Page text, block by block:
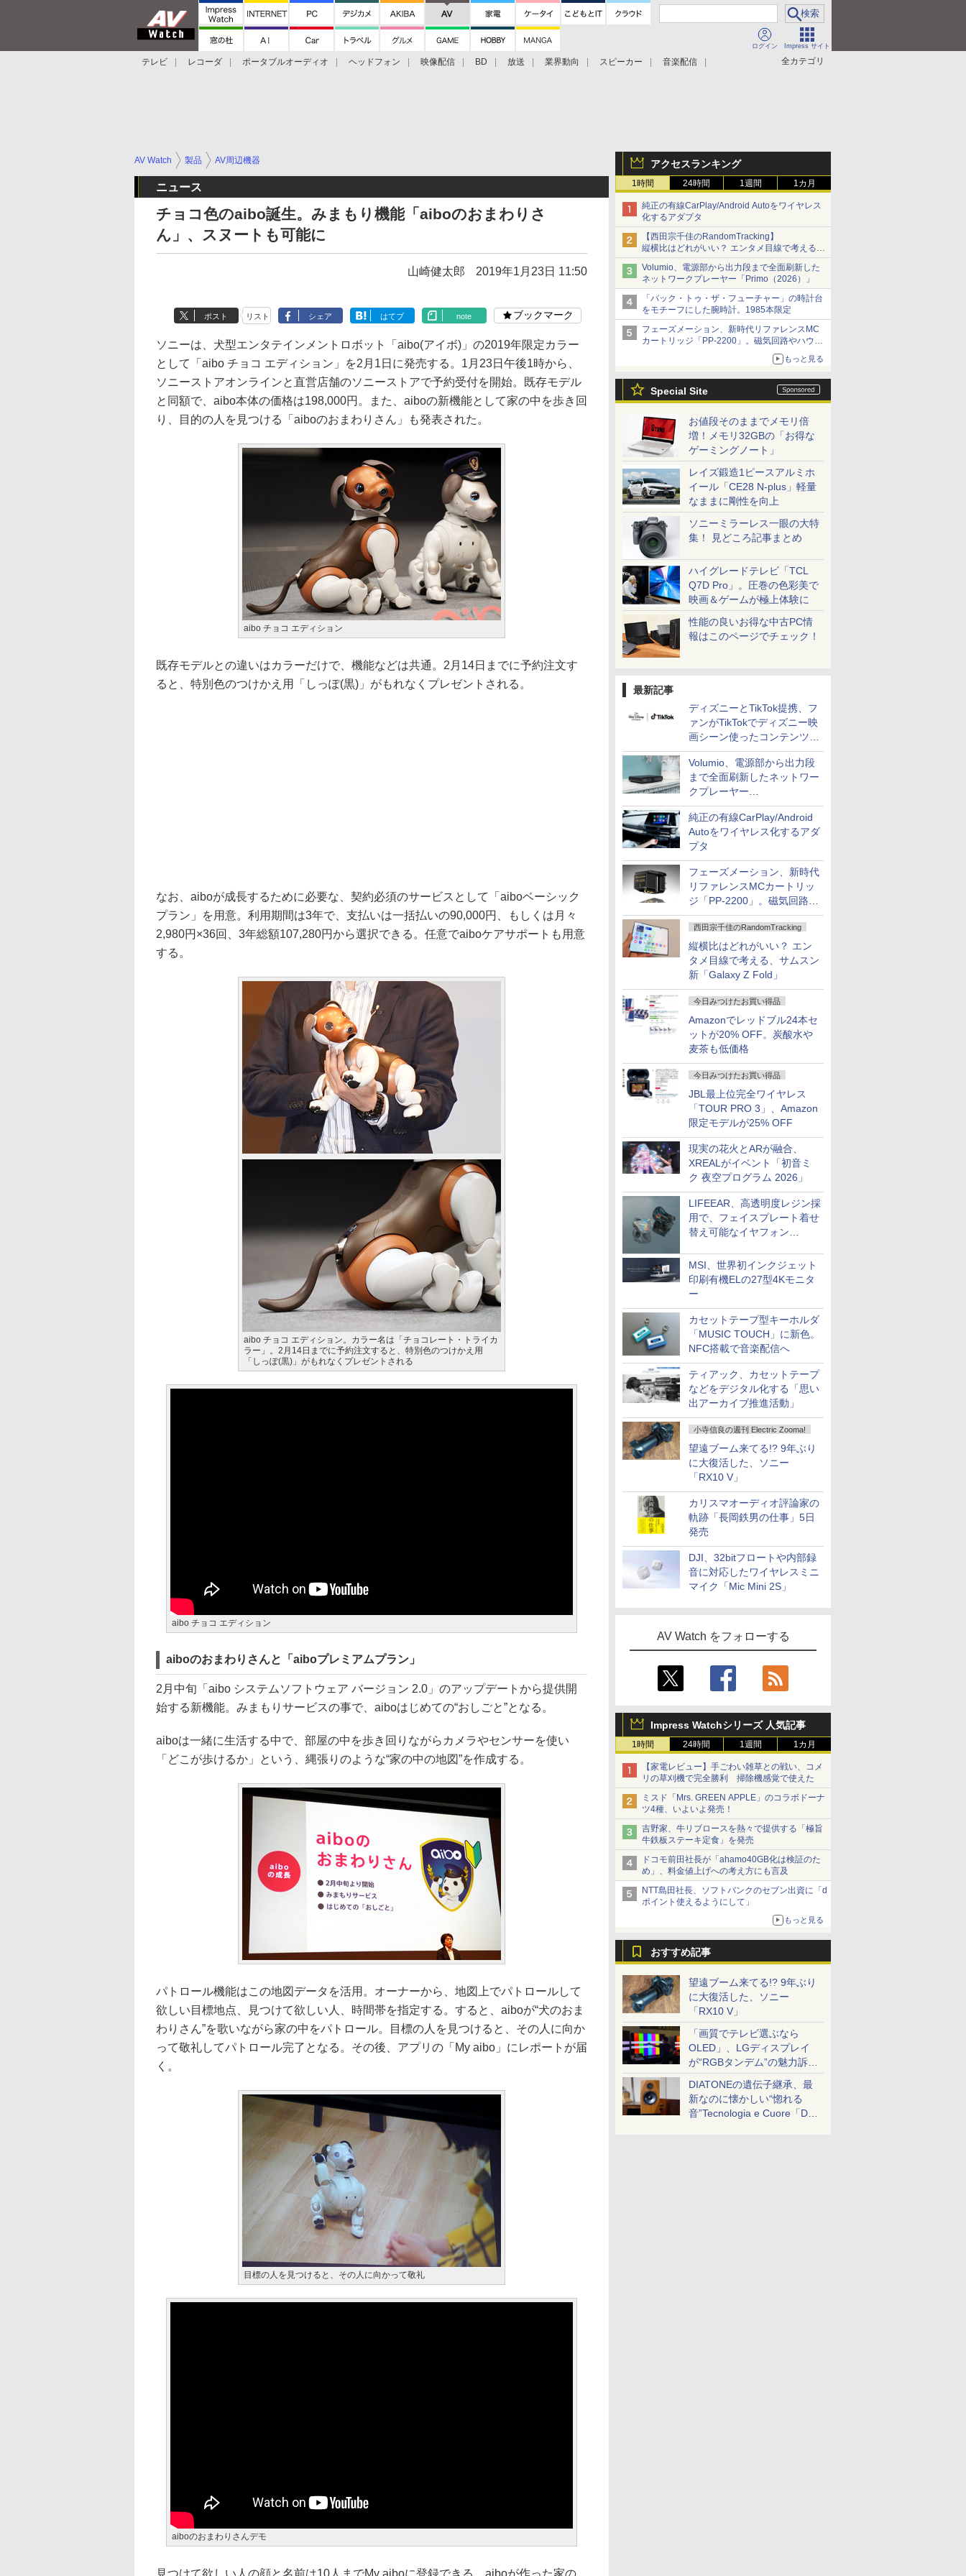
ログイン Impress サイト
全カテゴリ
テレビ レコーダ ポータブルオーディオ ヘッドフォン 映像配信 BD 放送 業界動向 スピーカー
音楽配信
アクセスランキング
1時間 24時間 1週間 1カ月
純正の有線CarPlay/Android Autoをワイヤレス
化するアダプタ
【西田宗千佳のRandomTracking】
縦横比はどれがいい？ エンタメ目線で考える、
サムスン新「Galaxy Z Fold」
Volumio、電源部から出力段まで全面刷新した
ネットワークプレーヤー「Primo（2026）」
「バック・トゥ・ザ・フューチャー」の時計台
をモチーフにした腕時計。1985本限定
フェーズメーション、新時代リファレンスMC
カートリッジ「PP-2200」。磁気回路やハウジ
もっと見る
Special Site
お値段そのままでメモリ倍
増！メモリ32GBの「お得な
ゲーミングノート」
レイズ鍛造1ピースアルミホ
イール「CE28 N-plus」軽量
なままに剛性を向上
ソニーミラーレス一眼の大特
集！ 見どころ記事まとめ
ハイグレードテレビ「TCL
Q7D Pro」。圧巻の色彩美で
映画＆ゲームが極上体験に
性能の良いお得な中古PC情
報はこのページでチェック！
最新記事
ディズニーとTikTok提携、フ
ァンがTikTokでディズニー映
画シーン使ったコンテンツ制
作、Disney+にも配信
Volumio、電源部から出力段
まで全面刷新したネットワー
クプレーヤー
「Primo（2026）」
純正の有線CarPlay/Android
Autoをワイヤレス化するアダ
プタ
フェーズメーション、新時代
リファレンスMCカートリッ
ジ「PP-2200」。磁気回路や
ハウジングを根本から見直し
西田宗千佳のRandomTracking
縦横比はどれがいい？ エン
タメ目線で考える、サムスン
新「Galaxy Z Fold」
今日みつけたお買い得品
Amazonでレッドブル24本セ
ットが20% OFF。炭酸水や
麦茶も低価格
今日みつけたお買い得品
JBL最上位完全ワイヤレス
「TOUR PRO 3」、Amazon
限定モデルが25% OFF
現実の花火とARが融合、
XREALがイベント「初音ミ
ク 夜空プログラム 2026」
LIFEEAR、高透明度レジン採
用で、フェイスプレート着せ
替え可能なイヤフォン
MSI、世界初インクジェット
印刷有機ELの27型4Kモニタ
ー
カセットテープ型キーホルダ
「MUSIC TOUCH」に新色。
NFC搭載で音楽配信へ
ティアック、カセットテープ
などをデジタル化する「思い
出アーカイブ推進活動」
小寺信良の週刊 Electric Zooma!
望遠ブーム来てる!? 9年ぶり
に大復活した、ソニー
「RX10 V」
カリスマオーディオ評論家の
軌跡「長岡鉄男の仕事」5日
発売
DJI、32bitフロートや内部録
音に対応したワイヤレスミニ
マイク「Mic Mini 2S」
AV Watch をフォローする
Impress Watchシリーズ 人気記事
1時間 24時間 1週間 1カ月
【家電レビュー】手ごわい雑草との戦い、コメ
リの草刈機で完全勝利 掃除機感覚で使えた
ミスド「Mrs. GREEN APPLE」のコラボドーナ
ツ4種、いよいよ発売！
吉野家、牛リブロースを熱々で提供する「極旨
牛鉄板ステーキ定食」を発売
ドコモ前田社長が「ahamo40GB化は検証のた
め」、料金値上げへの考え方にも言及
NTT島田社長、ソフトバンクのセブン出資に「d
ポイント使えるようにして」
もっと見る
おすすめ記事
望遠ブーム来てる!? 9年ぶり
に大復活した、ソニー
「RX10 V」
「画質でテレビ選ぶなら
OLED」、LGディスプレイ
が“RGBタンデム”の魅力訴
求。液晶とのガチ比較も
DIATONEの遺伝子継承、最
新なのに懐かしい“惚れる
音”Tecnologia e Cuore「DS-
AV Watch 製品 AV周辺機器
ニュース
チョコ色のaibo誕生。みまもり機能「aiboのおまわりさ
ん」、スヌートも可能に
山崎健太郎 2019年1月23日 11:50
ポスト リスト シェア はてブ note ブックマーク
ソニーは、犬型エンタテインメントロボット「aibo(アイボ)」の2019年限定カラー
として「aibo チョコ エディション」を2月1日に発売する。1月23日午後1時から、
ソニーストアオンラインと直営店舗のソニーストアで予約受付を開始。既存モデル
と同額で、aibo本体の価格は198,000円。また、aiboの新機能として家の中を歩き回
り、目的の人を見つける「aiboのおまわりさん」も発表された。
aibo チョコ エディション
既存モデルとの違いはカラーだけで、機能などは共通。2月14日までに予約注文す
ると、特別色のつけかえ用「しっぽ(黒)」がもれなくプレゼントされる。
なお、aiboが成長するために必要な、契約必須のサービスとして「aiboベーシック
プラン」を用意。利用期間は3年で、支払いは一括払いの90,000円、もしくは月々
2,980円×36回、3年総額107,280円から選択できる。任意でaiboケアサポートも用意
する。
aibo チョコ エディション。カラー名は「チョコレート・トライカ
ラー」。2月14日までに予約注文すると、特別色のつけかえ用
「しっぽ(黒)」がもれなくプレゼントされる
aibo チョコ エディション
aiboのおまわりさんと「aiboプレミアムプラン」
2月中旬「aibo システムソフトウェア バージョン 2.0」のアップデートから提供開
始する新機能。みまもりサービスの事で、aiboはじめての“おしごと”となる。
aiboは一緒に生活する中で、部屋の中を歩き回りながらカメラやセンサーを使い
「どこが歩けるか」という、縄張りのような“家の中の地図”を作成する。
パトロール機能はこの地図データを活用。オーナーから、地図上でパトロールして
欲しい目標地点、見つけて欲しい人、時間帯を指定する。すると、aiboが“犬のおま
わりさん”を歌いながら家の中をパトロール。目標の人を見つけると、その人に向か
って敬礼してパトロール完了となる。その後、アプリの「My aibo」にレポートが届
く。
目標の人を見つけると、その人に向かって敬礼
aiboのおまわりさんデモ
見つけて欲しい人の顔と名前は10人までMy aiboに登録できる。aiboが作った家の